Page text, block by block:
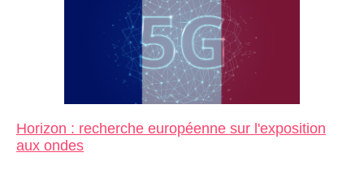
Horizon : recherche européenne sur l'exposition
aux ondes